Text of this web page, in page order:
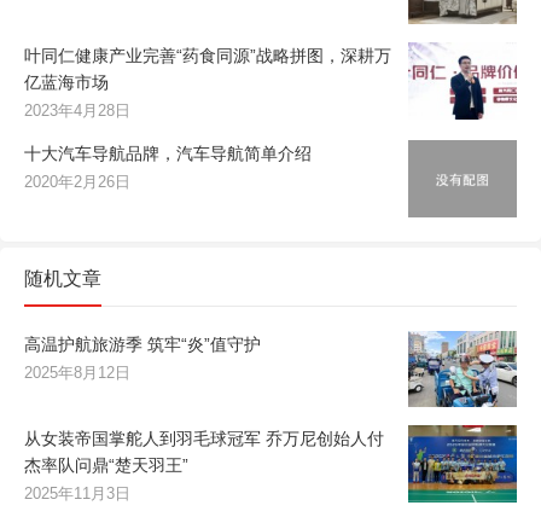
叶同仁健康产业完善“药食同源”战略拼图，深耕万
亿蓝海市场
2023年4月28日
十大汽车导航品牌，汽车导航简单介绍
2020年2月26日
随机文章
高温护航旅游季 筑牢“炎”值守护
2025年8月12日
从女装帝国掌舵人到羽毛球冠军 乔万尼创始人付
杰率队问鼎“楚天羽王”
2025年11月3日